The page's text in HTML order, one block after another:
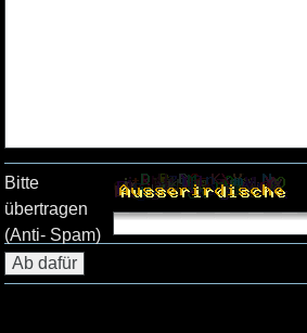
Bitte
übertragen
(Anti- Spam)